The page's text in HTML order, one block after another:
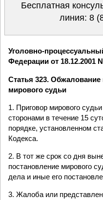
Бесплатная
линия: 8
Уголовно-
Федерации от 18.12.2001
Статья 323. Обжалование
мирового судьи
1. Приговор мирового
сторонами в течение 15
порядке, установленном
Кодекса.
2. В тот же срок со дня
постановление мирового
дела и иные его
3. Жалоба или